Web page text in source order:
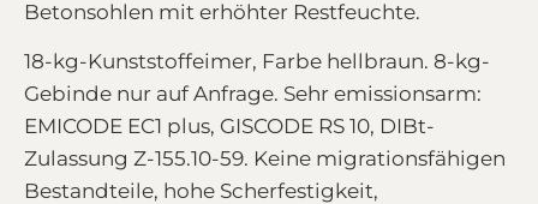
Betonsohlen mit erhöhter Restfeuchte.
18-kg-Kunststoffeimer, Farbe hellbraun. 8-kg-
Gebinde nur auf Anfrage. Sehr emissionsarm:
EMICODE EC1 plus, GISCODE RS 10, DIBt-
Zulassung Z-155.10-59. Keine migrationsfähigen
Bestandteile, hohe Scherfestigkeit,